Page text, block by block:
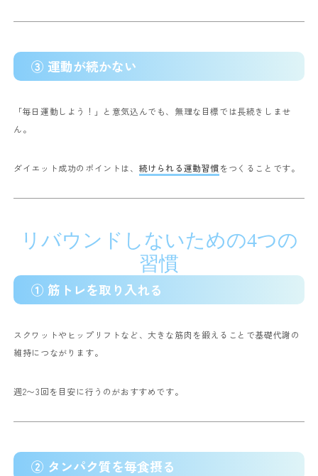
③ 運動が続かない
「毎日運動しよう！」と意気込んでも、無理な目標では長続きしませ
ん。
ダイエット成功のポイントは、 続けられる運動習慣をつくることです。
リバウンドしないための4つの
習慣
① 筋トレを取り入れる
スクワットやヒップリフトなど、大きな筋肉を鍛えることで基礎代謝の
維持につながります。
週2〜3回を目安に行うのがおすすめです。
② タンパク質を毎食摂る